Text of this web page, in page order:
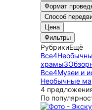
Формат
Способ
Цена
Фильтры
РубрикиЕщё
Все4
храмы3
Все4Музеи и
Необычные
4
По